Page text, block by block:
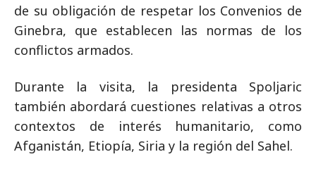
de su obligación de respetar los Convenios de
Ginebra, que establecen las normas de los
conflictos armados.
Durante la visita, la presidenta Spoljaric
también abordará cuestiones relativas a otros
contextos de interés humanitario, como
Afganistán, Etiopía, Siria y la región del Sahel.